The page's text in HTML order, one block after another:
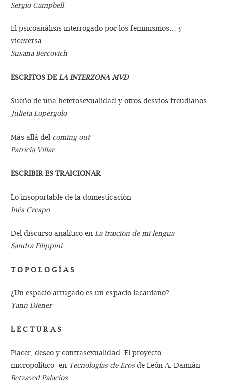
Sergio Campbell
El psicoanálisis interrogado por los feminismos… y
viceversa
Susana Bercovich
ESCRITOS DELA INTERZONA MVD
Sueño de una heterosexualidad y otros desvíos freudianos
Julieta Lopérgolo
Más allá del coming out
Patricia Villar
ESCRIBIR ES TRAICIONAR
Lo insoportable de la domesticación
Inés Crespo
Del discurso analítico en La traición de mi lengua
Sandra Filippini
T O P O L O G Í A S
¿Un espacio arrugado es un espacio lacaniano?
Yann Diener
L E C T U R A S
Placer, deseo y contrasexualidad. El proyecto
micropolítico en Tecnologías de Erosde León A. Damián
Betzaved Palacios